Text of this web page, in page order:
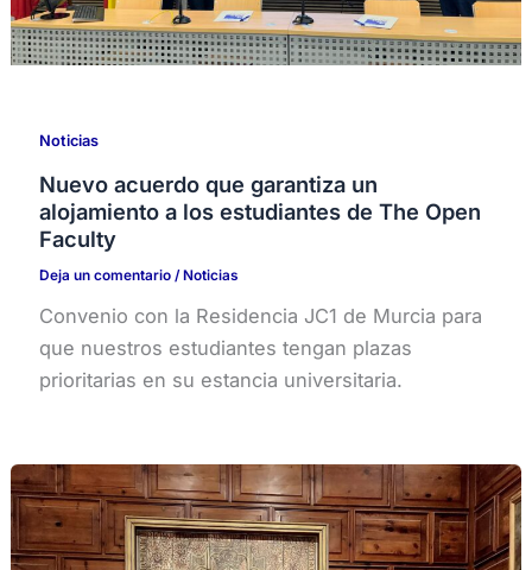
Noticias
Nuevo acuerdo que garantiza un
alojamiento a los estudiantes de The Open
Faculty
Deja un comentario / Noticias
Convenio con la Residencia JC1 de Murcia para
que nuestros estudiantes tengan plazas
prioritarias en su estancia universitaria.